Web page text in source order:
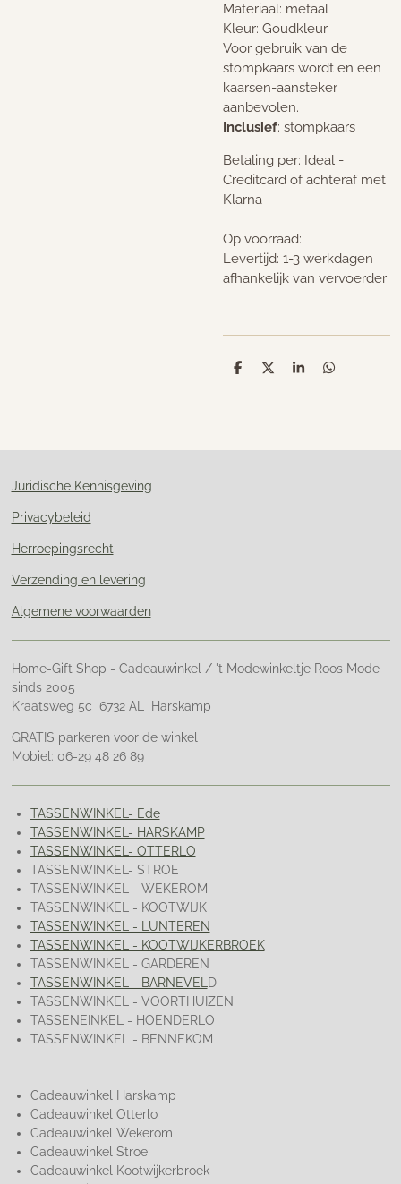
Materiaal: metaal
Kleur: Goudkleur
Voor gebruik van de
stompkaars wordt en een
kaarsen-aansteker
aanbevolen.
Inclusief: stompkaars
Betaling per: Ideal -
Creditcard of achteraf met
Klarna
Op voorraad:
Levertijd: 1-3 werkdagen
afhankelijk van vervoerder
D
D
S
D
Juridische Kennisgeving
Privacybeleid
Herroepingsrecht
Verzending en levering
Algemene voorwaarden
Home-Gift Shop - Cadeauwinkel / 't Modewinkeltje Roos Mode
sinds 2005
Kraatsweg 5c 6732 AL Harskamp
GRATIS parkeren voor de winkel
Mobiel: 06-29 48 26 89
TASSENWINKEL- Ede
TASSENWINKEL- HARSKAMP
TASSENWINKEL- OTTERLO
TASSENWINKEL- STROE
TASSENWINKEL - WEKEROM
TASSENWINKEL - KOOTWIJK
TASSENWINKEL - LUNTEREN
TASSENWINKEL - KOOTWIJKERBROEK
TASSENWINKEL - GARDEREN
TASSENWINKEL - BARNEVEL
D
TASSENWINKEL - VOORTHUIZEN
TASSENEINKEL - HOENDERLO
TASSENWINKEL - BENNEKOM
Cadeauwinkel Harskamp
Cadeauwinkel Otterlo
Cadeauwinkel Wekerom
Cadeauwinkel Stroe
Cadeauwinkel Kootwijkerbroek